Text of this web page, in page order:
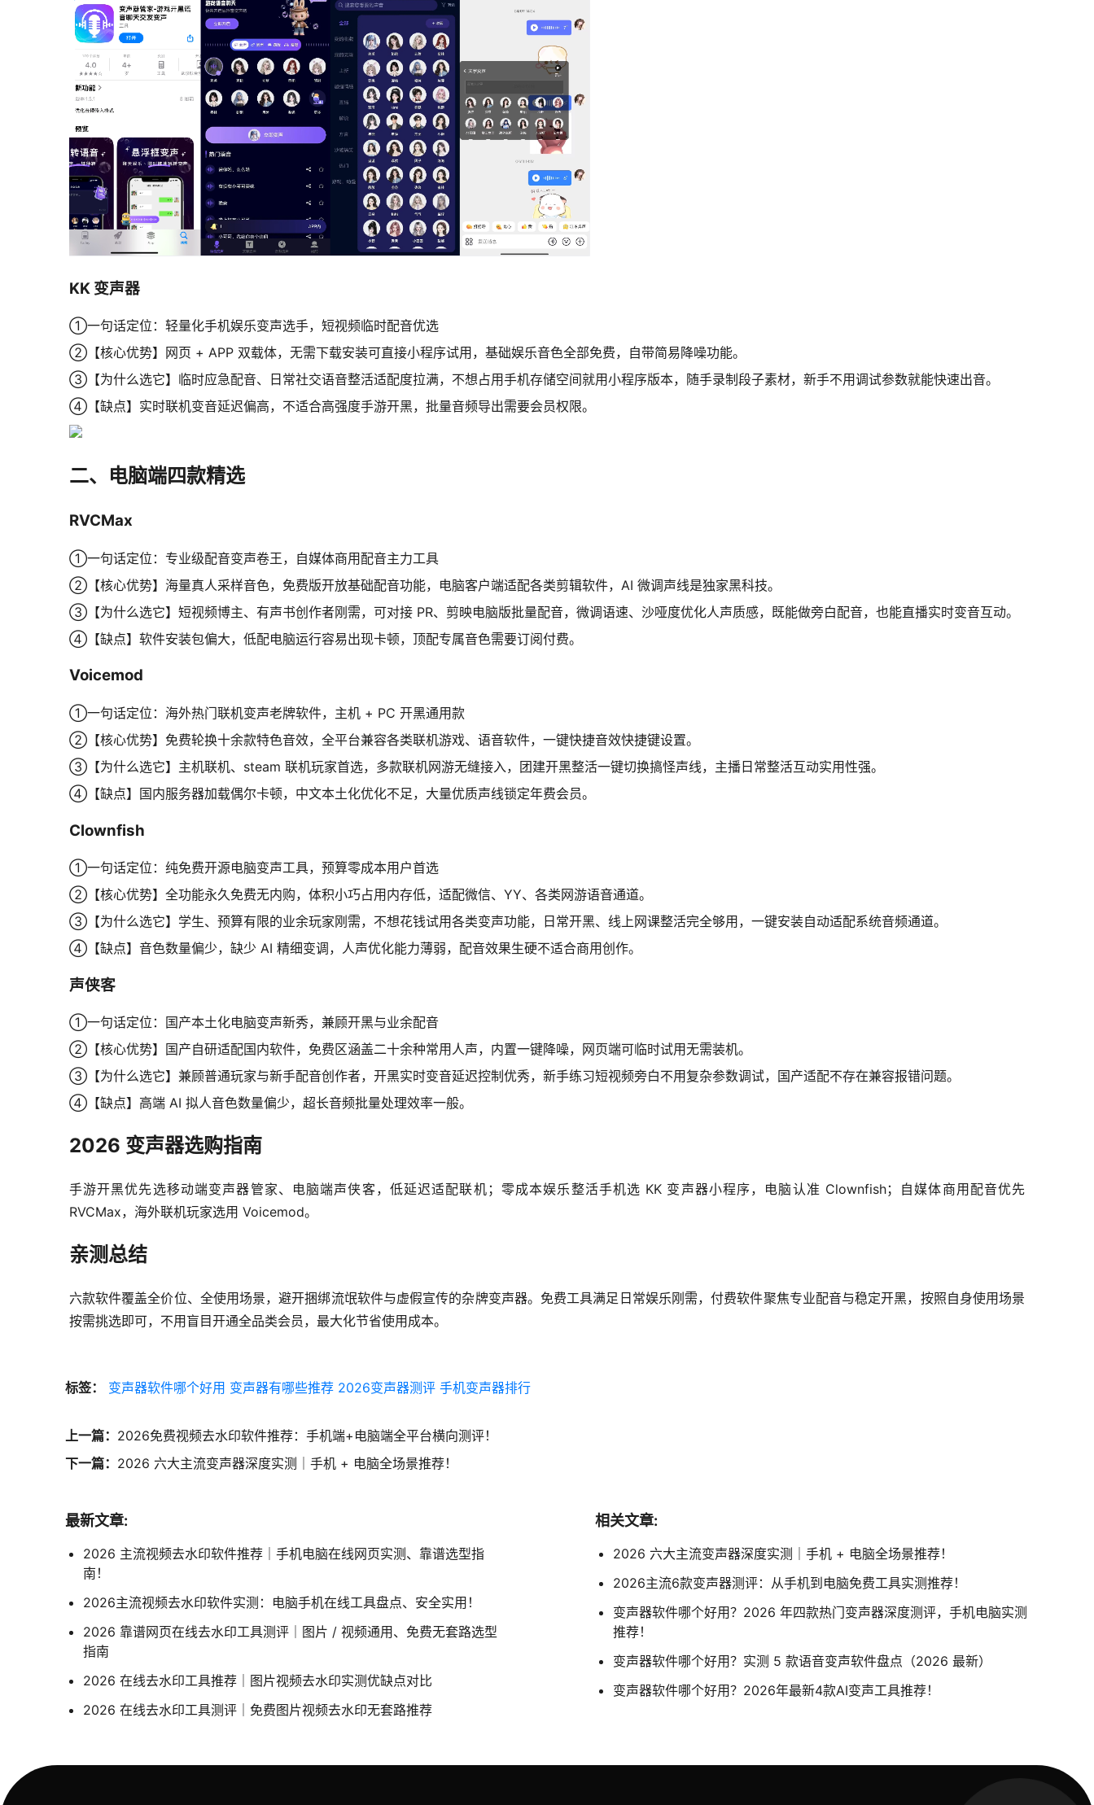
KK 变声器
①一句话定位：轻量化手机娱乐变声选手，短视频临时配音优选
②【核心优势】网页 + APP 双载体，无需下载安装可直接小程序试用，基础娱乐音色全部免费，自带简易降噪功能。
③【为什么选它】临时应急配音、日常社交语音整活适配度拉满，不想占用手机存储空间就用小程序版本，随手录制段子素材，新手不用调试参数就能快速出音。
④【缺点】实时联机变音延迟偏高，不适合高强度手游开黑，批量音频导出需要会员权限。
二、电脑端四款精选
RVCMax
①一句话定位：专业级配音变声卷王，自媒体商用配音主力工具
②【核心优势】海量真人采样音色，免费版开放基础配音功能，电脑客户端适配各类剪辑软件，AI 微调声线是独家黑科技。
③【为什么选它】短视频博主、有声书创作者刚需，可对接 PR、剪映电脑版批量配音，微调语速、沙哑度优化人声质感，既能做旁白配音，也能直播实时变音互动。
④【缺点】软件安装包偏大，低配电脑运行容易出现卡顿，顶配专属音色需要订阅付费。
Voicemod
①一句话定位：海外热门联机变声老牌软件，主机 + PC 开黑通用款
②【核心优势】免费轮换十余款特色音效，全平台兼容各类联机游戏、语音软件，一键快捷音效快捷键设置。
③【为什么选它】主机联机、steam 联机玩家首选，多款联机网游无缝接入，团建开黑整活一键切换搞怪声线，主播日常整活互动实用性强。
④【缺点】国内服务器加载偶尔卡顿，中文本土化优化不足，大量优质声线锁定年费会员。
Clownfish
①一句话定位：纯免费开源电脑变声工具，预算零成本用户首选
②【核心优势】全功能永久免费无内购，体积小巧占用内存低，适配微信、YY、各类网游语音通道。
③【为什么选它】学生、预算有限的业余玩家刚需，不想花钱试用各类变声功能，日常开黑、线上网课整活完全够用，一键安装自动适配系统音频通道。
④【缺点】音色数量偏少，缺少 AI 精细变调，人声优化能力薄弱，配音效果生硬不适合商用创作。
声侠客
①一句话定位：国产本土化电脑变声新秀，兼顾开黑与业余配音
②【核心优势】国产自研适配国内软件，免费区涵盖二十余种常用人声，内置一键降噪，网页端可临时试用无需装机。
③【为什么选它】兼顾普通玩家与新手配音创作者，开黑实时变音延迟控制优秀，新手练习短视频旁白不用复杂参数调试，国产适配不存在兼容报错问题。
④【缺点】高端 AI 拟人音色数量偏少，超长音频批量处理效率一般。
2026 变声器选购指南
手游开黑优先选移动端变声器管家、电脑端声侠客，低延迟适配联机；零成本娱乐整活手机选 KK 变声器小程序，电脑认准 Clownfish；自媒体商用配音优先
RVCMax，海外联机玩家选用 Voicemod。
亲测总结
六款软件覆盖全价位、全使用场景，避开捆绑流氓软件与虚假宣传的杂牌变声器。免费工具满足日常娱乐刚需，付费软件聚焦专业配音与稳定开黑，按照自身使用场景
按需挑选即可，不用盲目开通全品类会员，最大化节省使用成本。
标签： 变声器软件哪个好用 变声器有哪些推荐 2026变声器测评 手机变声器排行
上一篇： 2026免费视频去水印软件推荐：手机端+电脑端全平台横向测评！
下一篇： 2026 六大主流变声器深度实测｜手机 + 电脑全场景推荐！
最新文章:
2026 主流视频去水印软件推荐｜手机电脑在线网页实测、靠谱选型指
南！
2026主流视频去水印软件实测：电脑手机在线工具盘点、安全实用！
2026 靠谱网页在线去水印工具测评｜图片 / 视频通用、免费无套路选型
指南
2026 在线去水印工具推荐｜图片视频去水印实测优缺点对比
2026 在线去水印工具测评｜免费图片视频去水印无套路推荐
相关文章:
2026 六大主流变声器深度实测｜手机 + 电脑全场景推荐！
2026主流6款变声器测评：从手机到电脑免费工具实测推荐！
变声器软件哪个好用？2026 年四款热门变声器深度测评，手机电脑实测
推荐！
变声器软件哪个好用？实测 5 款语音变声软件盘点（2026 最新）
变声器软件哪个好用？2026年最新4款AI变声工具推荐！